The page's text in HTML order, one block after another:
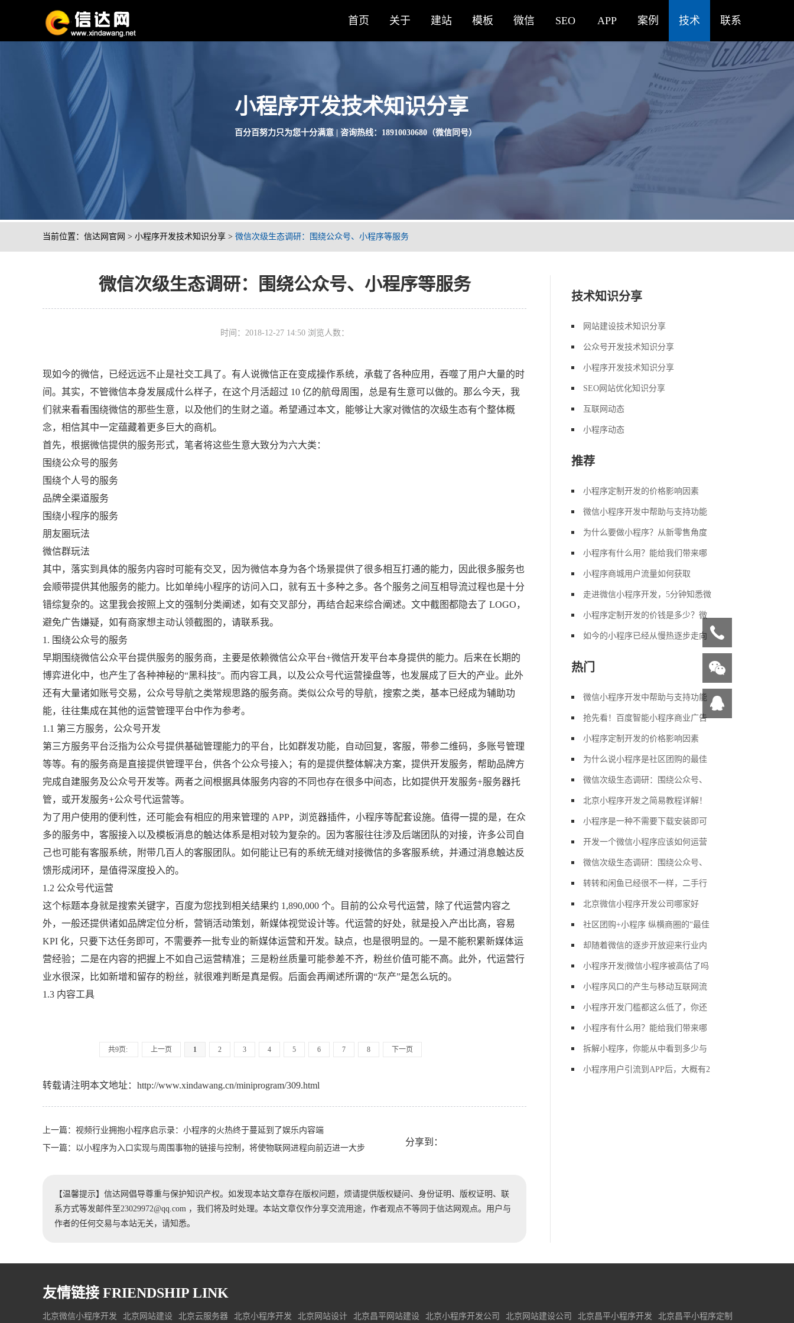
首页 关于 建站 模板 微信 SEO APP 案例 技术 联系
小程序开发技术知识分享
百分百努力只为您十分满意 | 咨询热线：18910030680（微信同号）
当前位置： 信达网官网 > 小程序开发技术知识分享 > 微信次级生态调研：围绕公众号、小程序等服务
微信次级生态调研：围绕公众号、小程序等服务
时间：2018-12-27 14:50 浏览人数：
现如今的微信，已经远远不止是社交工具了。有人说微信正在变成操作系统，承载了各种应用，吞噬了用户大量的时
间。其实，不管微信本身发展成什么样子，在这个月活超过 10 亿的航母周围，总是有生意可以做的。那么今天，我
们就来看看围绕微信的那些生意，以及他们的生财之道。希望通过本文，能够让大家对微信的次级生态有个整体概
念，相信其中一定蕴藏着更多巨大的商机。
首先，根据微信提供的服务形式，笔者将这些生意大致分为六大类：
围绕公众号的服务
围绕个人号的服务
品牌全渠道服务
围绕小程序的服务
朋友圈玩法
微信群玩法
其中，落实到具体的服务内容时可能有交叉，因为微信本身为各个场景提供了很多相互打通的能力，因此很多服务也
会顺带提供其他服务的能力。比如单纯小程序的访问入口，就有五十多种之多。各个服务之间互相导流过程也是十分
错综复杂的。这里我会按照上文的强制分类阐述，如有交叉部分，再结合起来综合阐述。文中截图都隐去了 LOGO，
避免广告嫌疑，如有商家想主动认领截图的，请联系我。
1. 围绕公众号的服务
早期围绕微信公众平台提供服务的服务商，主要是依赖微信公众平台+微信开发平台本身提供的能力。后来在长期的
博弈进化中，也产生了各种神秘的“黑科技”。而内容工具，以及公众号代运营操盘等，也发展成了巨大的产业。此外
还有大量诸如账号交易，公众号导航之类常规思路的服务商。类似公众号的导航，搜索之类，基本已经成为辅助功
能，往往集成在其他的运营管理平台中作为参考。
1.1 第三方服务，公众号开发
第三方服务平台泛指为公众号提供基础管理能力的平台，比如群发功能，自动回复，客服，带参二维码，多账号管理
等等。有的服务商是直接提供管理平台，供各个公众号接入；有的是提供整体解决方案，提供开发服务，帮助品牌方
完成自建服务及公众号开发等。两者之间根据具体服务内容的不同也存在很多中间态，比如提供开发服务+服务器托
管，或开发服务+公众号代运营等。
为了用户使用的便利性，还可能会有相应的用来管理的 APP，浏览器插件，小程序等配套设施。值得一提的是，在众
多的服务中，客服接入以及模板消息的触达体系是相对较为复杂的。因为客服往往涉及后端团队的对接，许多公司自
己也可能有客服系统，附带几百人的客服团队。如何能让已有的系统无缝对接微信的多客服系统，并通过消息触达反
馈形成闭环，是值得深度投入的。
1.2 公众号代运营
这个标题本身就是搜索关键字，百度为您找到相关结果约 1,890,000 个。目前的公众号代运营，除了代运营内容之
外，一般还提供诸如品牌定位分析，营销活动策划，新媒体视觉设计等。代运营的好处，就是投入产出比高，容易
KPI 化，只要下达任务即可，不需要养一批专业的新媒体运营和开发。缺点，也是很明显的。一是不能积累新媒体运
营经验；二是在内容的把握上不如自己运营精准；三是粉丝质量可能参差不齐，粉丝价值可能不高。此外，代运营行
业水很深，比如新增和留存的粉丝，就很难判断是真是假。后面会再阐述所谓的“灰产”是怎么玩的。
1.3 内容工具
共9页: 上一页 1 2 3 4 5 6 7 8 下一页
转载请注明本文地址： http://www.xindawang.cn/miniprogram/309.html
上一篇： 视频行业拥抱小程序启示录：小程序的火热终于蔓延到了娱乐内容端
下一篇： 以小程序为入口实现与周围事物的链接与控制，将使物联网进程向前迈进一大步
分享到：
【温馨提示】信达网倡导尊重与保护知识产权。如发现本站文章存在版权问题，烦请提供版权疑问、身份证明、版权证明、联
系方式等发邮件至23029972@qq.com ，我们将及时处理。本站文章仅作分享交流用途，作者观点不等同于信达网观点。用户与
作者的任何交易与本站无关，请知悉。
技术知识分享
网站建设技术知识分享
公众号开发技术知识分享
小程序开发技术知识分享
SEO网站优化知识分享
互联网动态
小程序动态
推荐
小程序定制开发的价格影响因素
微信小程序开发中帮助与支持功能
为什么要做小程序？从新零售角度
小程序有什么用？能给我们带来哪
小程序商城用户流量如何获取
走进微信小程序开发，5分钟知悉微
小程序定制开发的价钱是多少？微
如今的小程序已经从慢热逐步走向
热门
微信小程序开发中帮助与支持功能
抢先看！百度智能小程序商业广告
小程序定制开发的价格影响因素
为什么说小程序是社区团购的最佳
微信次级生态调研：围绕公众号、
北京小程序开发之简易教程详解！
小程序是一种不需要下载安装即可
开发一个微信小程序应该如何运营
微信次级生态调研：围绕公众号、
转转和闲鱼已经很不一样，二手行
北京微信小程序开发公司哪家好
社区团购+小程序 纵横商圈的“最佳
却随着微信的逐步开放迎来行业内
小程序开发|微信小程序被高估了吗
小程序风口的产生与移动互联网流
小程序开发门槛都这么低了，你还
小程序有什么用？能给我们带来哪
拆解小程序，你能从中看到多少与
小程序用户引流到APP后，大概有2
友情链接 FRIENDSHIP LINK
北京微信小程序开发 北京网站建设 北京云服务器 北京小程序开发 北京网站设计 北京昌平网站建设 北京小程序开发公司 北京网站建设公司 北京昌平小程序开发 北京昌平小程序定制